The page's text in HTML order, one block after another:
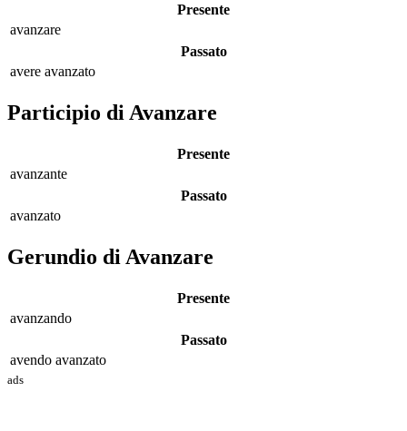
Presente
avanzare
Passato
avere avanzato
Participio di Avanzare
Presente
avanzante
Passato
avanzato
Gerundio di Avanzare
Presente
avanzando
Passato
avendo avanzato
ads